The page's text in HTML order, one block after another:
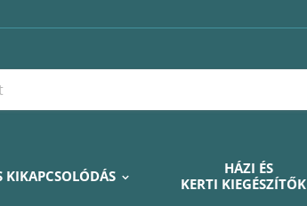
KIKAPCSOLÓDÁS
HÁZI ÉS
KERTI KIEGÉSZÍTŐK